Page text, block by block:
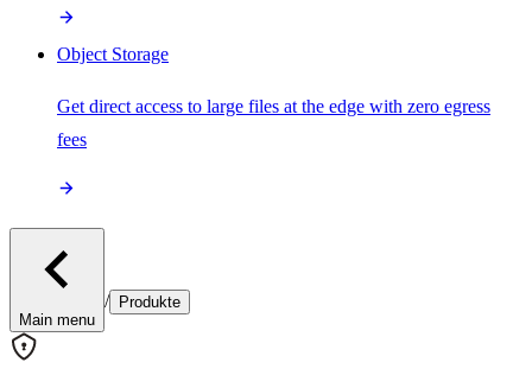
Object Storage
Get direct access to large files at the edge with zero egress
fees
Main menu
/ Produkte